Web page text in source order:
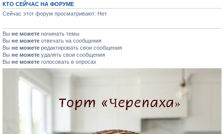
КТО СЕЙЧАС НА ФОРУМЕ
Сейчас этот форум просматривают: Нет
Вы не можете начинать темы
Вы не можете отвечать на сообщения
Вы не можете редактировать свои сообщения
Вы не можете удалять свои сообщения
Вы не можете голосовать в опросах